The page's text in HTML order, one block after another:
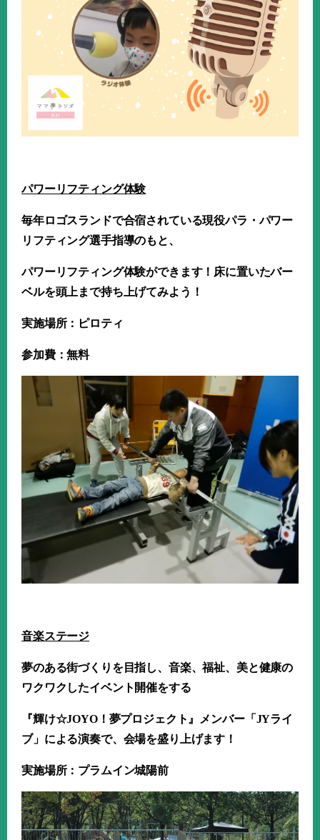
パワーリフティング体験
毎年ロゴスランドで合宿されている現役パラ・パワー
リフティング選手指導のもと、
パワーリフティング体験ができます！床に置いたバー
ベルを頭上まで持ち上げてみよう！
実施場所：ピロティ
参加費：無料
音楽ステージ
夢のある街づくりを目指し、音楽、福祉、美と健康の
ワクワクしたイベント開催をする
『輝け☆JOYO！夢プロジェクト』メンバー「 JYライ
ブ」による演奏で、会場を盛り上げます！
実施場所：プラムイン城陽前